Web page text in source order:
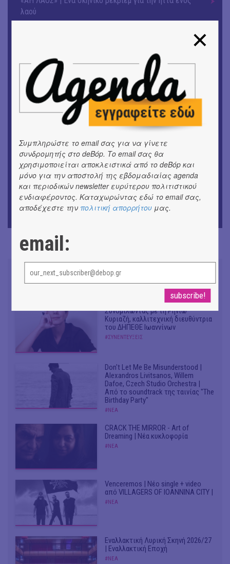
λαού
ΕΙΚΑΣΤΙΚΑ
Αργύρης Ραλλιάς | Λιτανεία
ΕΙΚΑΣΤΙΚΑ
Θανάσης Λάλας-Κώστας Τσόκλης - Συνομιλώντας με
εικόνες και λέξεις
ΘΕΑΤΡΟ / ΧΟΡΟΣ
«Μήδεια» του Ευριπίδη | Σκην.: Nikita Milivojević
ΜΟΥΣΙΚΗ
9o Φεστιβάλ Στρογγύλη στη Σαντορίνη
ΘΕΑΤΡΟ / ΧΟΡΟΣ
Συνομιλώντας με τη Ρηνιώ
Κυριαζή, καλλιτεχνική διευθύντρια
του ΔΗΠΕΘΕ Ιωαννίνων
#ΣΥΝΕΝΤΕΥΞΕΙΣ
Don't Let Me Be Misunderstood |
Alexandros Livitsanos, Willem
Dafoe, Czech Studio Orchestra |
Από το soundtrack της ταινίας "The
Birthday Party"
#ΝΕΑ
CRACK THE MIRROR - Art of
Dreaming | Νέα κυκλοφορία
#ΝΕΑ
Venceremos | Νέο single + video
από VILLAGERS OF IOANNINA CITY |
#ΝΕΑ
Εναλλακτική Λυρική Σκηνή 2026/27
| Εναλλακτική Εποχή
#ΝΕΑ
Συμπληρώστε το email σας για να γίνετε
συνδρομητής στο deBόp. Το email σας θα
χρησιμοποιείται αποκλειστικά από το deBόp και
μόνο για την αποστολή της εβδομαδιαίας agenda
και περιοδικών newsletter ευρύτερου πολιτιστικού
ενδιαφέροντος. Καταχωρώντας εδώ το email σας,
αποδέχεστε την πολιτική απορρήτου μας.
email: